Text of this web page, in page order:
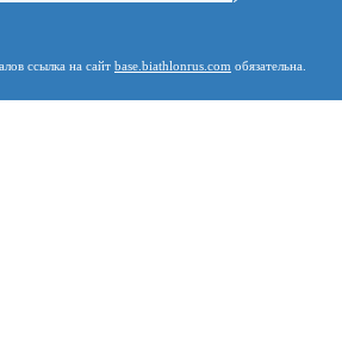
ссылка на сайт base.biathlonrus.com обязательна.